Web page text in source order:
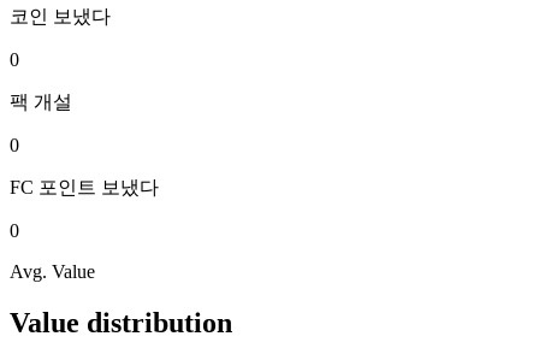
코인 보냈다
0
팩 개설
0
FC 포인트 보냈다
0
Avg. Value
Value distribution